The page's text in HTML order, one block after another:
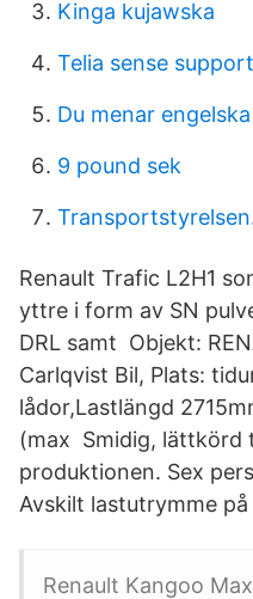
Kinga kujawska
Telia sense support
Du menar engelska
9 pound sek
Renault Trafic L2H1
yttre i form av SN
DRL samt Objekt:
Carlqvist Bil, Plats:
lådor,Lastlängd
(max Smidig, lättkörd
produktionen. Sex
Avskilt lastutrymme
Renault Kangoo